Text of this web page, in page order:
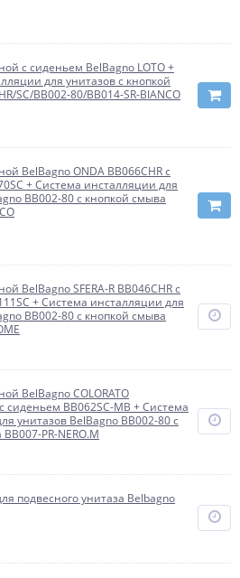
с сиденьем BelBagno LOTO +
для унитазов с кнопкой
SC/BB002-80/BB014-SR-BIANCO
BelBagno ONDA BB066CHR с
+ Система инсталляции для
BB002-80 с кнопкой смыва
BelBagno SFERA-R BB046CHR с
+ Система инсталляции для
BB002-80 с кнопкой смыва
BelBagno COLORATO
сиденьем BB062SC-MB + Система
унитазов BelBagno BB002-80 с
PR-NERO.M
подвесного унитаза Belbagno